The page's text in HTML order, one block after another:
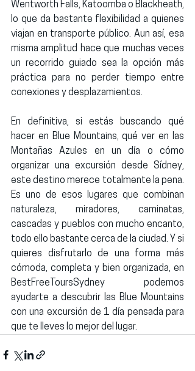
Wentworth Falls, Katoomba o Blackheath,
lo que da bastante flexibilidad a quienes
viajan en transporte público. Aun así, esa
misma amplitud hace que muchas veces
un recorrido guiado sea la opción más
práctica para no perder tiempo entre
conexiones y desplazamientos.
En definitiva, si estás buscando qué
hacer en Blue Mountains, qué ver en las
Montañas Azules en un día o cómo
organizar una excursión desde Sídney,
este destino merece totalmente la pena.
Es uno de esos lugares que combinan
naturaleza, miradores, caminatas,
cascadas y pueblos con mucho encanto,
todo ello bastante cerca de la ciudad. Y si
quieres disfrutarlo de una forma más
BestFreeToursSydney podemos
ayudarte a descubrir las Blue Mountains
con una excursión de 1 día pensada para
que te lleves lo mejor del lugar.